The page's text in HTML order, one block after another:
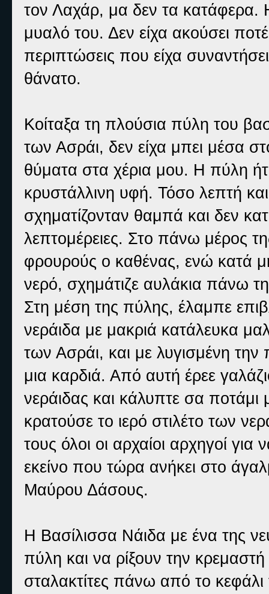
τον Λαχάρ, μα δεν τα κατάφερα. Η
μυαλό του. Δεν είχα ακούσει
περιπτώσεις που είχα
θάνατο.
Κοίταξα τη πλούσια πύλη του
των Ασράι, δεν είχα μπει μέσα
θύματα στα χέρια μου. Η πύλη
κρυστάλλινη υφή. Τόσο λεπτή
σχηματίζονταν θαμπά και δεν
λεπτομέρειες. Στο πάνω μέρος
φρουρούς ο καθένας, ενώ κατά
νερό, σχημάτιζε αυλάκια πάνω
Στη μέση της πύλης, έλαμπε
νεράιδα με μακριά κατάλευκα
των Ασράι, και με λυγισμένη
μια καρδιά. Από αυτή έρεε
νεράιδας και κάλυπτε σα ποτάμι
κρατούσε το ιερό στιλέτο των
τους όλοι οι αρχαίοι αρχηγοί
εκείνο που τώρα ανήκει στο
Μαύρου Δάσους.
Η Βασίλισσα Νάιδα με ένα της
πύλη και να ρίξουν την
σταλακτίτες πάνω από το κεφάλι